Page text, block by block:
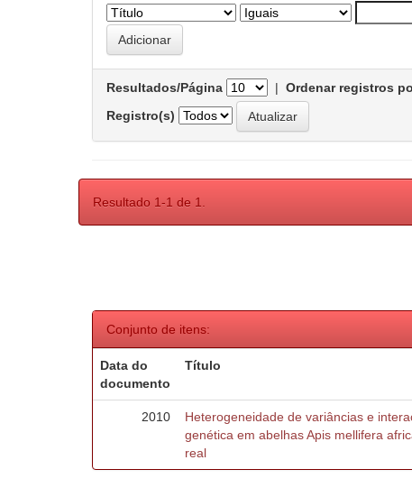
Resultados/Página | Ordenar registros
Registro(s)
Resultado 1-1 de 1.
Conjunto de itens:
Data do
documento
Título
2010
Heterogeneidade de variâncias e
genética em abelhas Apis mellifera
real